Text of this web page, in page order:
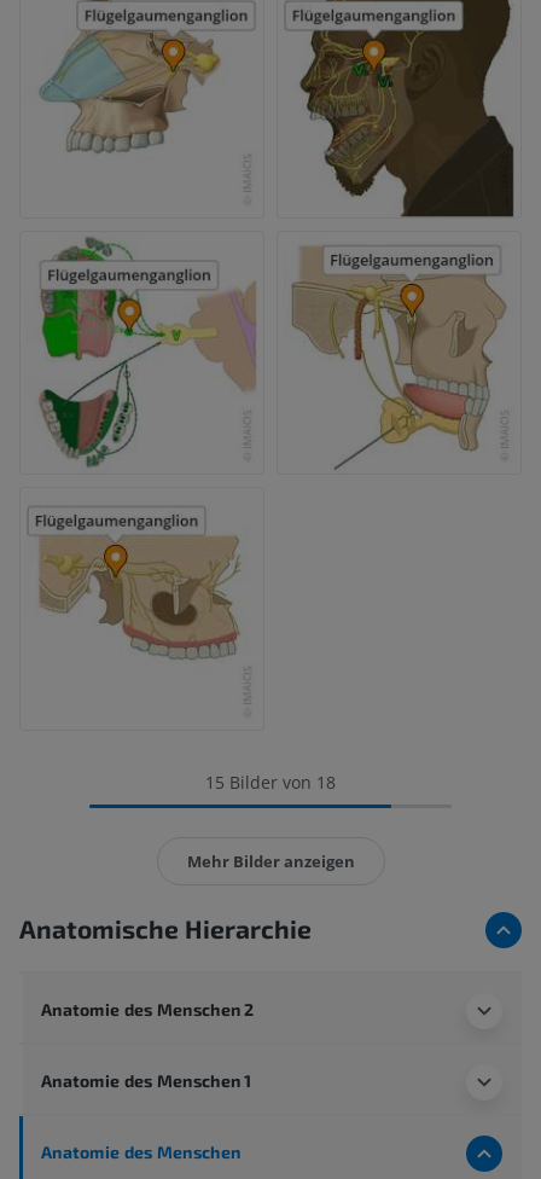
15 Bilder von 18
Mehr Bilder anzeigen
Anatomische Hierarchie
Anatomie des Menschen 2
Anatomie des Menschen 1
Anatomie des Menschen